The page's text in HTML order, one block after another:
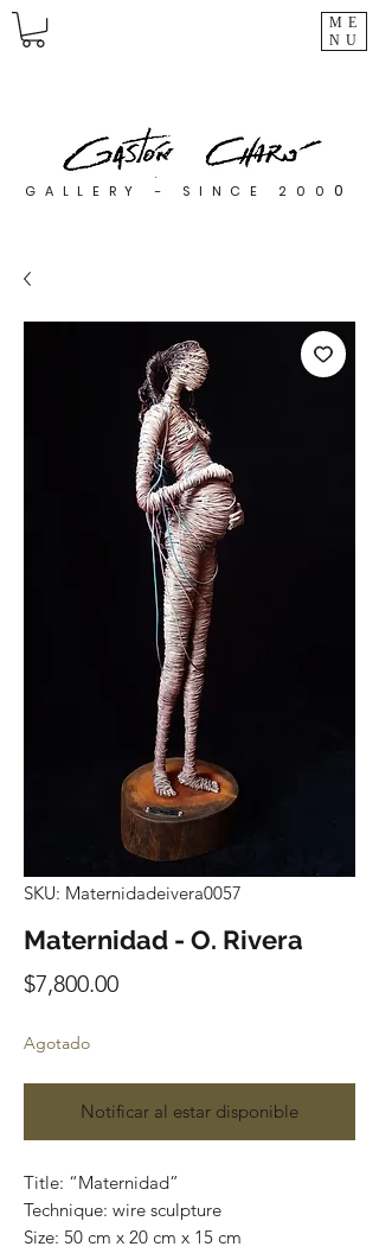
ME
NU
GALLERY - SINCE 200 0
SKU: Maternidadeivera0057
Maternidad - O. Rivera
$7,800.00Precio
Agotado
Notificar al estar disponible
Title: “Maternidad”
Technique: wire sculpture
Size: 50 cm x 20 cm x 15 cm